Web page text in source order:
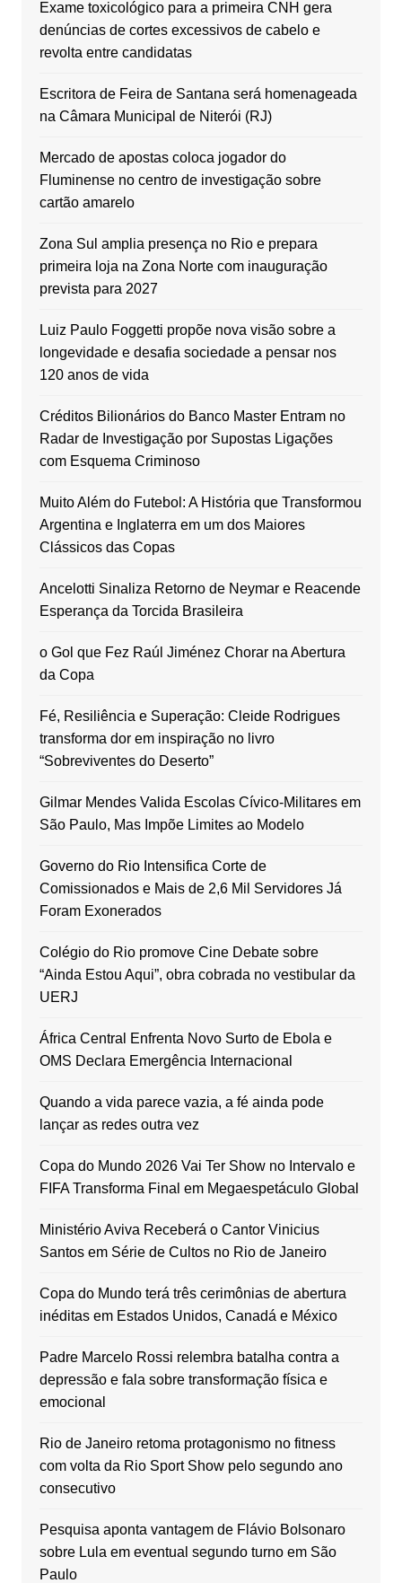
Exame toxicológico para a primeira CNH gera
denúncias de cortes excessivos de cabelo e
revolta entre candidatas
Escritora de Feira de Santana será homenageada
na Câmara Municipal de Niterói (RJ)
Mercado de apostas coloca jogador do
Fluminense no centro de investigação sobre
cartão amarelo
Zona Sul amplia presença no Rio e prepara
primeira loja na Zona Norte com inauguração
prevista para 2027
Luiz Paulo Foggetti propõe nova visão sobre a
longevidade e desafia sociedade a pensar nos
120 anos de vida
Créditos Bilionários do Banco Master Entram no
Radar de Investigação por Supostas Ligações
com Esquema Criminoso
Muito Além do Futebol: A História que Transformou
Argentina e Inglaterra em um dos Maiores
Clássicos das Copas
Ancelotti Sinaliza Retorno de Neymar e Reacende
Esperança da Torcida Brasileira
o Gol que Fez Raúl Jiménez Chorar na Abertura
da Copa
Fé, Resiliência e Superação: Cleide Rodrigues
transforma dor em inspiração no livro
“Sobreviventes do Deserto”
Gilmar Mendes Valida Escolas Cívico-Militares em
São Paulo, Mas Impõe Limites ao Modelo
Governo do Rio Intensifica Corte de
Comissionados e Mais de 2,6 Mil Servidores Já
Foram Exonerados
Colégio do Rio promove Cine Debate sobre
“Ainda Estou Aqui”, obra cobrada no vestibular da
UERJ
África Central Enfrenta Novo Surto de Ebola e
OMS Declara Emergência Internacional
Quando a vida parece vazia, a fé ainda pode
lançar as redes outra vez
Copa do Mundo 2026 Vai Ter Show no Intervalo e
FIFA Transforma Final em Megaespetáculo Global
Ministério Aviva Receberá o Cantor Vinicius
Santos em Série de Cultos no Rio de Janeiro
Copa do Mundo terá três cerimônias de abertura
inéditas em Estados Unidos, Canadá e México
Padre Marcelo Rossi relembra batalha contra a
depressão e fala sobre transformação física e
emocional
Rio de Janeiro retoma protagonismo no fitness
com volta da Rio Sport Show pelo segundo ano
consecutivo
Pesquisa aponta vantagem de Flávio Bolsonaro
sobre Lula em eventual segundo turno em São
Paulo